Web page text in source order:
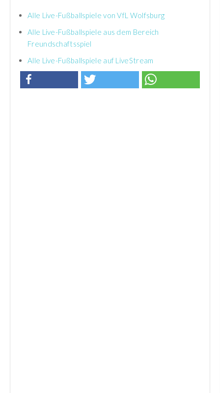
Alle Live-Fußballspiele von VfL Wolfsburg
Alle Live-Fußballspiele aus dem Bereich
Freundschaftsspiel
Alle Live-Fußballspiele auf LiveStream